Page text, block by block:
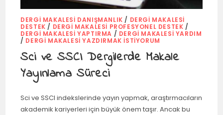
DERGI MAKALESI DANIŞMANLIK / DERGI MAKALESI
DESTEK / DERGI MAKALESI PROFESYONEL DESTEK /
DERGI MAKALESI YAPTIRMA / DERGI MAKALESI YARDIM
/ DERGI MAKALESI YAZDIRMAK İSTIYORUM
Sci ve SSCI Dergilerde Makale
Yayınlama Süreci
Sci ve SSCI indekslerinde yayın yapmak, araştırmacıların
akademik kariyerleri için büyük önem taşır. Ancak bu